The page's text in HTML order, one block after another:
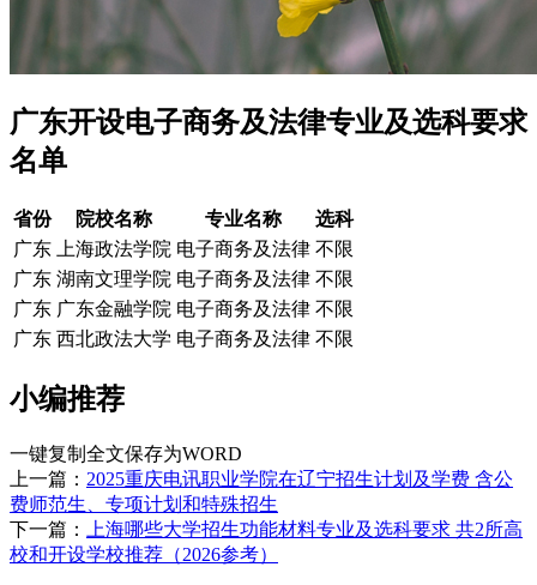
广东开设电子商务及法律专业及选科要求
名单
省份 院校名称 专业名称
选科
广东
上海政法学院 电子商务及法律 不限
广东 湖南文理学院 电子商务及法律 不限
广东 广东金融学院 电子商务及法律 不限
广东 西北政法大学 电子商务及法律 不限
小编推荐
一键复制全文保存为WORD
上一篇： 2025重庆电讯职业学院在辽宁招生计划及学费 含公
费师范生、专项计划和特殊招生
下一篇：
上海哪些大学招生功能材料专业及选科要求 共2所高
校和开设学校推荐（2026参考）